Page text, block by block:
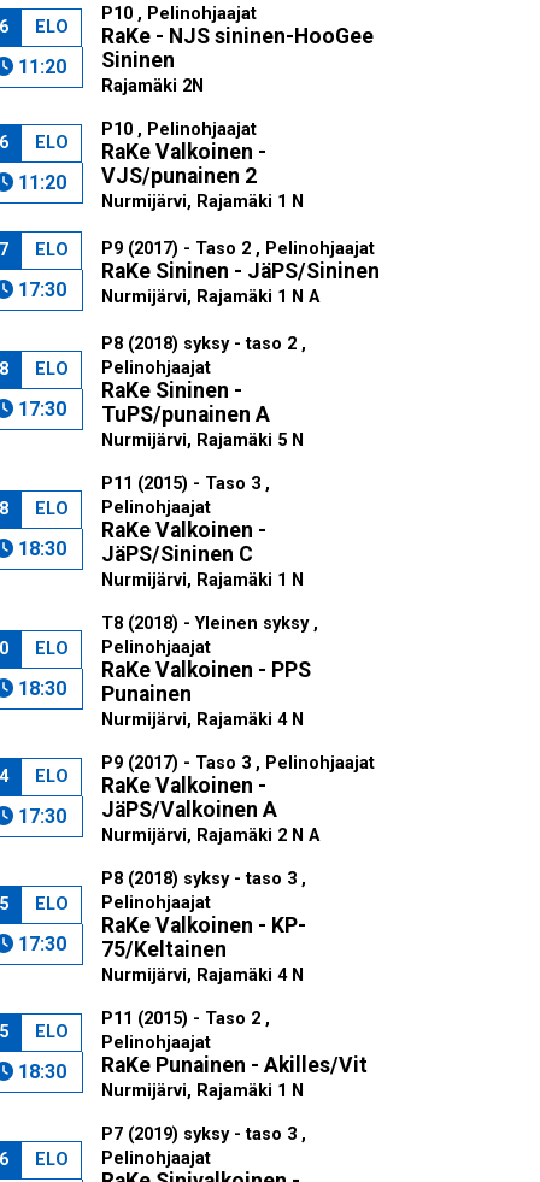
ELO
11:20
P10 , Pelinohjaajat
RaKe - NJS sininen-HooGee
Sininen
Rajamäki 2N
ELO
11:20
P10 , Pelinohjaajat
RaKe Valkoinen -
VJS/punainen 2
Nurmijärvi, Rajamäki 1 N
ELO
17:30
P9 (2017) - Taso 2 , Pelinohjaajat
RaKe Sininen - JäPS/Sininen
Nurmijärvi, Rajamäki 1 N A
ELO
17:30
P8 (2018) syksy - taso 2 ,
Pelinohjaajat
RaKe Sininen -
TuPS/punainen A
Nurmijärvi, Rajamäki 5 N
ELO
18:30
P11 (2015) - Taso 3 ,
Pelinohjaajat
RaKe Valkoinen -
JäPS/Sininen C
Nurmijärvi, Rajamäki 1 N
ELO
18:30
T8 (2018) - Yleinen syksy ,
Pelinohjaajat
RaKe Valkoinen - PPS
Punainen
Nurmijärvi, Rajamäki 4 N
ELO
17:30
P9 (2017) - Taso 3 , Pelinohjaajat
RaKe Valkoinen -
JäPS/Valkoinen A
Nurmijärvi, Rajamäki 2 N A
ELO
17:30
P8 (2018) syksy - taso 3 ,
Pelinohjaajat
RaKe Valkoinen - KP-
75/Keltainen
Nurmijärvi, Rajamäki 4 N
ELO
18:30
P11 (2015) - Taso 2 ,
Pelinohjaajat
RaKe Punainen - Akilles/Vit
Nurmijärvi, Rajamäki 1 N
ELO
P7 (2019) syksy - taso 3 ,
Pelinohjaajat